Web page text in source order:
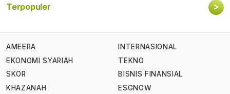
Terpopuler >
AMEERA
EKONOMI SYARIAH
SKOR
KHAZANAH
INTERNASIONAL
TEKNO
BISNIS FINANSIAL
ESGNOW